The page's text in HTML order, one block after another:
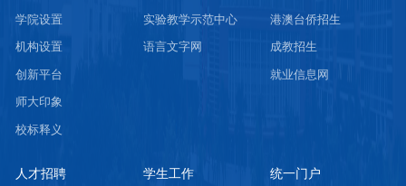
学院设置
机构设置
创新平台
师大印象
校标释义
实验教学示范中心
语言文字网
港澳台侨招生
成教招生
就业信息网
人才招聘 学生工作 统一门户